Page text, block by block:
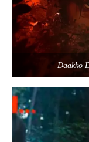
Daakko